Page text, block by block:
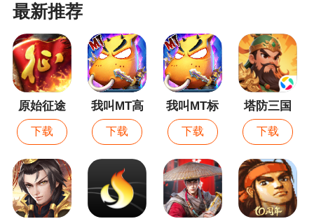
最新推荐
原始征途
下载
我叫MT高
清版
下载
我叫MT标
准版
下载
塔防三国
志Ⅱ
下载